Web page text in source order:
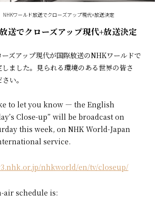
NHKワールド放送でクローズアップ現代+放送決定
送でクローズアップ現代+放送決定
ズアップ現代が国際放送のNHKワールドで
ました。見られる環境のある世界の皆さ
い。
to let you know — the English
Close-up” will be broadcast on
this week, on NHK World-Japan
service.
nhkworld/en/tv/closeup/
air schedule is: